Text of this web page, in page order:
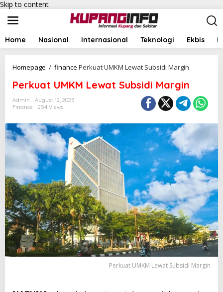
Skip to content
Home Nasional Internasional Teknologi Ekbis
Homepage / finance Perkuat UMKM Lewat Subsidi Margin
Perkuat UMKM Lewat Subsidi Margin
Admin
August 12, 2025
Finance
254 Views
Perkuat UMKM Lewat Subsidi Margin